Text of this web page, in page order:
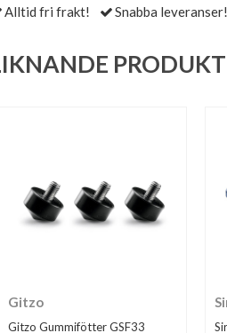
Alltid fri frakt! Snabba leveranser!
Gitzo
Gitzo Gummifötter GSF33